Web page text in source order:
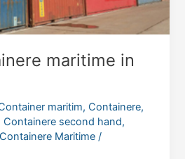
maritime in
maritim, Containere,
Containere second hand,
Containere Maritime/